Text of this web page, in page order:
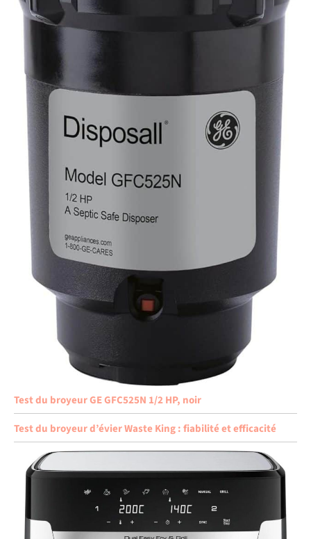
Test du broyeur GE GFC525N 1/2 HP, noir
Test du broyeur d’évier Waste King : fiabilité et efficacité